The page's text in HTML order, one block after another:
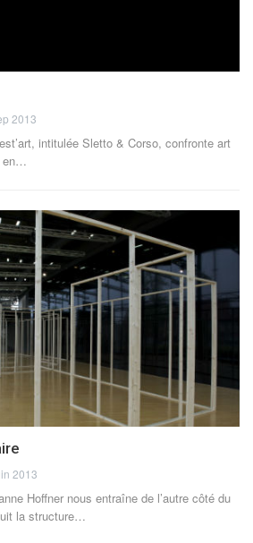
2013
intitulée Sletto & Corso, confronte art
en…
2013
Hoffner nous entraîne de l’autre côté du
la structure…